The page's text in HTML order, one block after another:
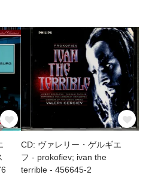
CD: ヴァレリー・ゲルギエ
フ - prokofiev; ivan the
terrible - 456645-2